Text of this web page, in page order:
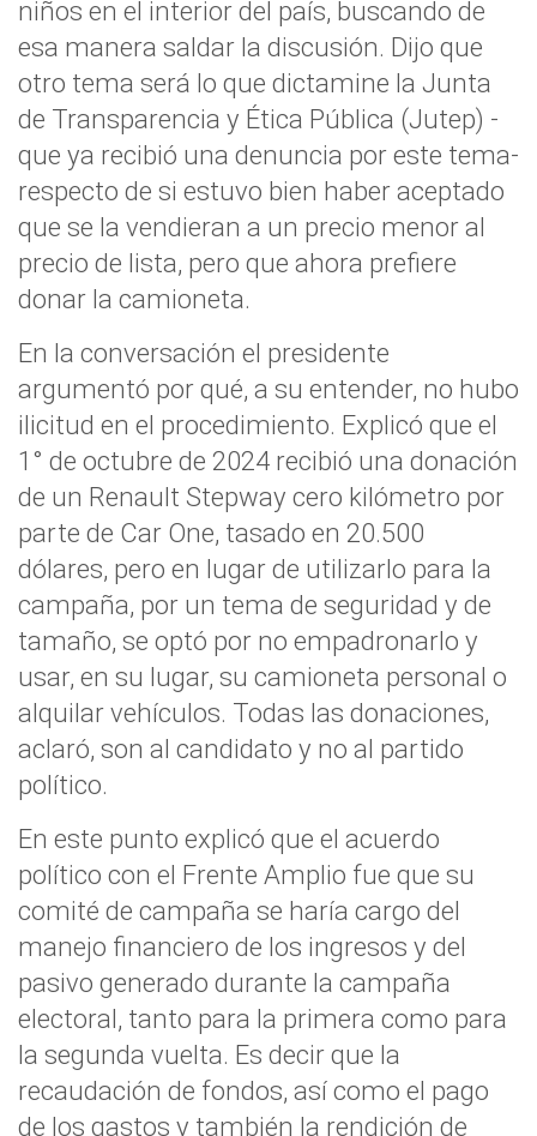
niños en el interior del país, buscando de
esa manera saldar la discusión. Dijo que
otro tema será lo que dictamine la Junta
de Transparencia y Ética Pública (Jutep) -
que ya recibió una denuncia por este tema-
respecto de si estuvo bien haber aceptado
que se la vendieran a un precio menor al
precio de lista, pero que ahora prefiere
donar la camioneta.
En la conversación el presidente
argumentó por qué, a su entender, no hubo
ilicitud en el procedimiento. Explicó que el
1° de octubre de 2024 recibió una donación
de un Renault Stepway cero kilómetro por
parte de Car One, tasado en 20.500
dólares, pero en lugar de utilizarlo para la
campaña, por un tema de seguridad y de
tamaño, se optó por no empadronarlo y
usar, en su lugar, su camioneta personal o
alquilar vehículos. Todas las donaciones,
aclaró, son al candidato y no al partido
político.
En este punto explicó que el acuerdo
político con el Frente Amplio fue que su
comité de campaña se haría cargo del
manejo financiero de los ingresos y del
pasivo generado durante la campaña
electoral, tanto para la primera como para
la segunda vuelta. Es decir que la
recaudación de fondos, así como el pago
de los gastos y también la rendición de